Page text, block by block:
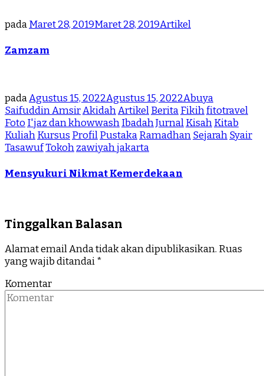
padaMaret 28, 2019Maret 28, 2019Artikel
Zamzam
padaAgustus 15, 2022Agustus 15, 2022Abuya
Saifuddin AmsirAkidahArtikelBeritaFikihfitotravel
Foto I'jaz dan khowwashIbadahJurnalKisahKitab
KuliahKursus ProfilPustakaRamadhanSejarahSyair
TasawufTokohzawiyah jakarta
Mensyukuri Nikmat Kemerdekaan
Tinggalkan Balasan
Alamat email Anda tidak akan dipublikasikan. Ruas
yang wajib ditandai*
Komentar